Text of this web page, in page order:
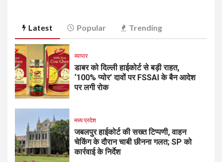
Latest Popular Trending
व्यापार
डाबर को दिल्ली हाईकोर्ट से बड़ी राहत,
‘100% प्योर’ दावों पर FSSAI के बैन आदेश
पर लगी रोक
मध्य प्रदेश
जबलपुर हाईकोर्ट की सख्त टिप्पणी, वाहन
चेकिंग के दौरान चाबी छीनना गलत; SP को
कार्रवाई के निर्देश